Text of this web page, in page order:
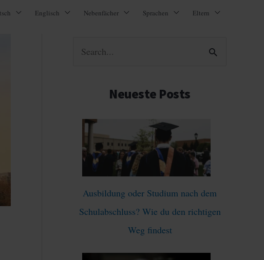
Englisch Nebenfächer Sprachen Eltern
Neueste Posts
Ausbildung oder Studium nach dem
Schulabschluss? Wie du den richtigen
Weg findest